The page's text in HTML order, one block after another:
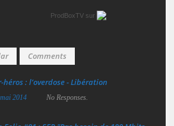
ProdBoxTV sur
Comments
: l’overdose - Libération
2014 No Responses.